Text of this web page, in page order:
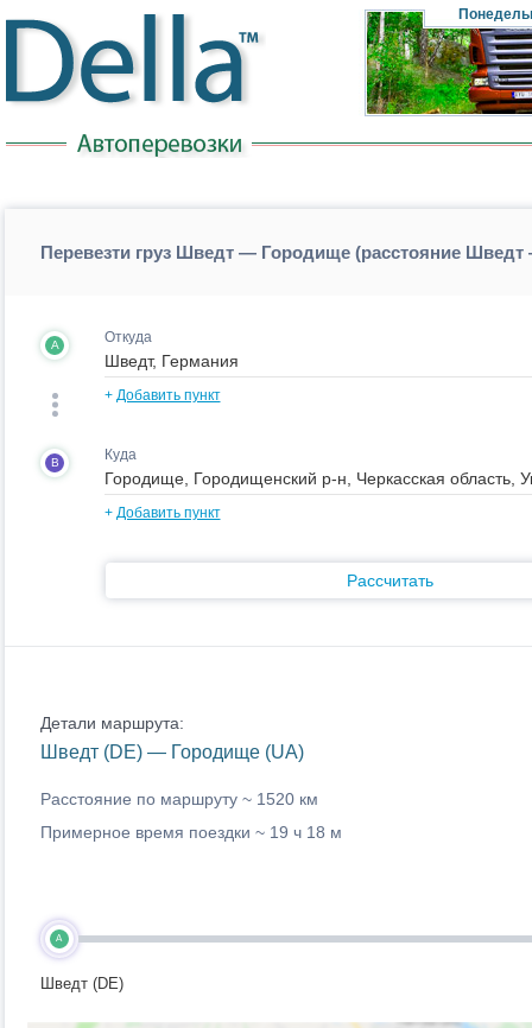
Перевезти груз Шведт — Городище (расстояние
A Откуда
+ Добавить пункт
B Куда
+ Добавить пункт
Рассчитать
Детали маршрута:
Шведт (DE) — Городище (UA)
Расстояние по маршруту ~ 1520 км
Примерное время поездки ~ 19 ч 18 м
A
Шведт (DE)